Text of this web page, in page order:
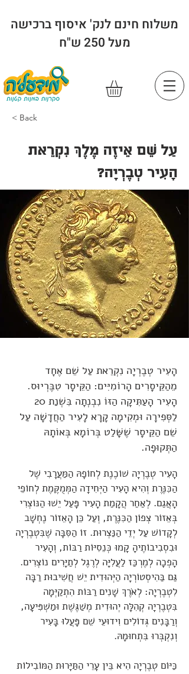
משלוח חינם לנק' איסוף ברכישה
מעל 250 ש"ח
< Back
עַל שֵׁם אֵיזֶה מֶלֶךְ נִקְרֵאת
הָעִיר טְבֶרְיָה?
הָעִיר טְבֶרְיָה נִקְרֵאת עַל שֵׁם אֶחָד
מֵהַקֵּיסָרִים הָרוֹמִיִּים: הַקֵּיסָר טִבֶּרְיוּס.
הָעִיר הָעַתִּיקָה הַזּוֹ נִבְנְתָה בִּשְׁנַת 20
לַסְּפִירָה וּמְקִימָה קָרָא לָעִיר הַחֲדָשָׁה עַל
שֵׁם הַקֵּיסָר שֶׁשָּׁלַט בְּרוֹמָא בְּאוֹתָהּ
הַתְּקוּפָה.
הָעִיר טְבֶרְיָה שׁוֹכֶנֶת לְחוֹפָהּ הַמַּעֲרָבִי שֶׁל
הַכִּנֶּרֶת וְהִיא הָעִיר הַיְּחִידָה הַמְּמֻקֶּמֶת לְחוֹפֵי
הָאֲגַם. לְאַחַר הֲקָמַת הָעִיר פָּעַל יֵשׁוּ הַנּוֹצְרִי
בְּאֵזוֹר צְפוֹן הַכִּנֶּרֶת, וְעַל כֵּן הָאֵזוֹר נֶחְשָׁב
לְקָדוֹשׁ עַל יְדֵי הַנַּצְרוּת. זוֹ הַסִּבָּה שֶׁבִּטְבֶרְיָה
וּבִסְבִיבוֹתֶיהָ קָמוּ כְּנֵסִיּוֹת רַבּוֹת, וְהָעִיר
הָפְכָה לְמֶרְכַּז לַעֲלִיָּה לְרֶגֶל לְתַיָּרִים נוֹצְרִים.
גַּם בַּהִיסְטוֹרְיָה הַיְּהוּדִית יֵשׁ חֲשִׁיבוּת רַבָּה
לִטְבֶרְיָה: לְאֹרֶךְ שָׁנִים רַבּוֹת הִתְקַיְּמָה
בִּטְבֶרְיָה קְהִלָּה יְהוּדִית מְשַׁגֶּשֶׁת וּמַשְׁפִּיעָה,
וְרַבָּנִים גְּדוֹלִים וִידוּעֵי שֵׁם פָּעֲלוּ בָּעִיר
וְנִקְבְּרוּ בִּתְחוּמָהּ.
כַּיּוֹם טְבֶרְיָה הִיא בֵּין עָרֵי הַתַּיָּרוּת הַמּוֹבִילוֹת